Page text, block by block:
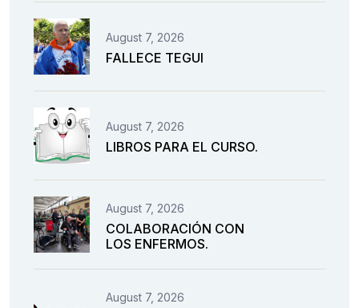
August 7, 2026
FALLECE TEGUI
August 7, 2026
LIBROS PARA EL CURSO.
August 7, 2026
COLABORACIÓN CON
LOS ENFERMOS.
August 7, 2026